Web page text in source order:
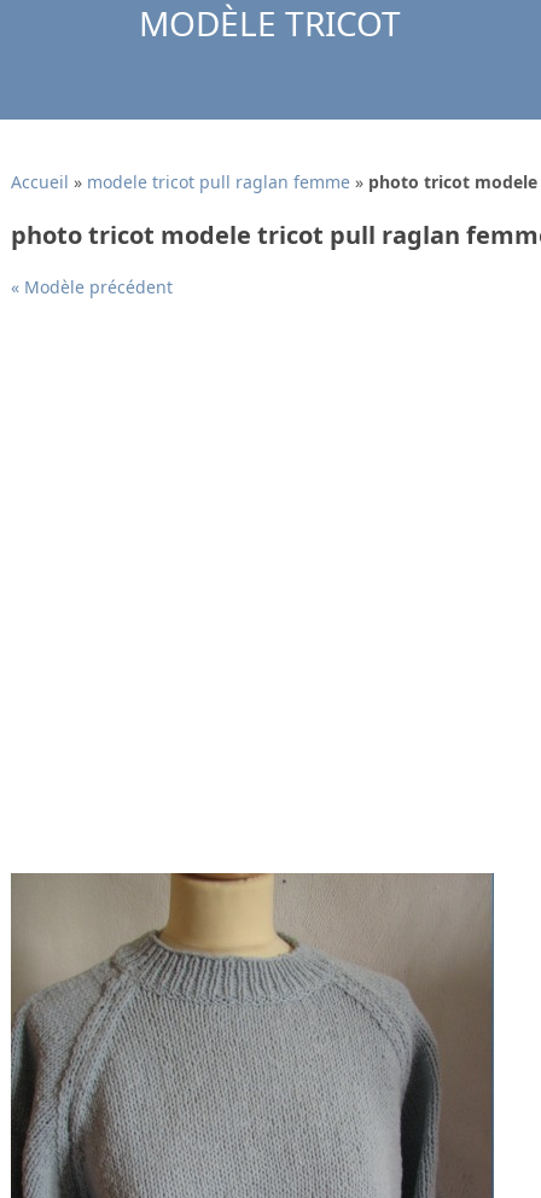
MODÈLE TRICOT
Accueil » modele tricot pull raglan femme» photo tricot
photo tricot modele tricot pull raglan
« Modèle précédent